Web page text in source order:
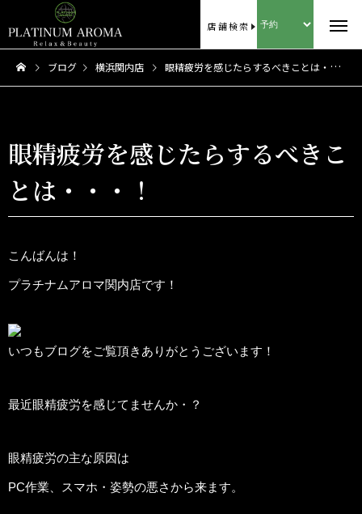
店舗検索
ブログ 横浜関内店 眼精疲労を感じたらするべきことは・・・！
眼精疲労を感じたらするべきこ
とは・・・！
こんばんは！
プラチナムアロマ関内店です！
いつもブログをご覧頂きありがとうございます！
最近眼精疲労を感じてませんか・？
眼精疲労の主な原因は
PC作業、スマホ・姿勢の悪さから来ます。